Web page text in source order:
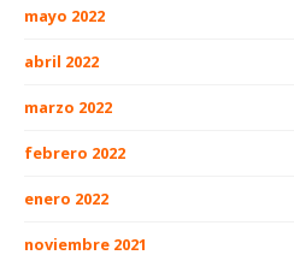
mayo 2022
abril 2022
marzo 2022
febrero 2022
enero 2022
noviembre 2021